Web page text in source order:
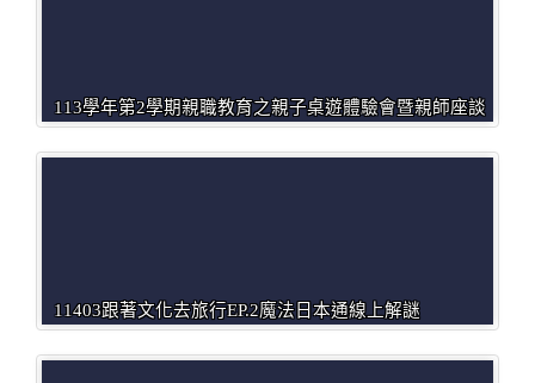
113學年第2學期親職教育之親子桌遊體驗會暨親師座談
11403跟著文化去旅行EP.2魔法日本通線上解謎